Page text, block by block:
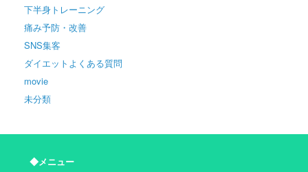
下半身トレーニング
痛み予防・改善
SNS集客
ダイエットよくある質問
movie
未分類
◆メニュー